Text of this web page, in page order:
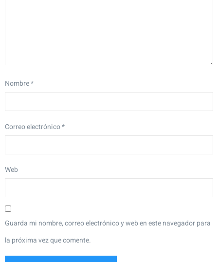
Nombre*
Correo electrónico*
Web
Guarda mi nombre, correo electrónico y web en este navegador para
la próxima vez que comente.